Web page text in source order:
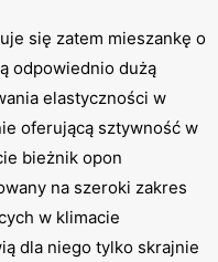
się zatem mieszankę o
odpowiednio dużą
elastyczności w
oferującą sztywność w
bieżnik opon
na szeroki zakres
w klimacie
dla niego tylko skrajnie